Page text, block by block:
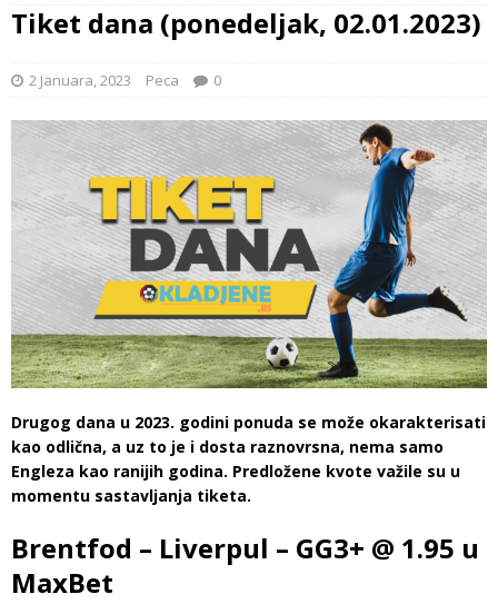
Tiket dana (ponedeljak, 02.01.2023)
2 Januara, 2023 Peca 0
Drugog dana u 2023. godini ponuda se može okarakterisati
kao odlična, a uz to je i dosta raznovrsna, nema samo
Engleza kao ranijih godina. Predložene kvote važile su u
momentu sastavljanja tiketa.
Brentfod – Liverpul – GG3+ @ 1.95 u
MaxBet